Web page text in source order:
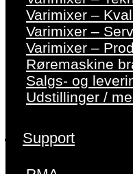
Varimixer –
Varimixer –
Varimixer –
Røremaskine
Salgs- og
Udstillinger /
Support